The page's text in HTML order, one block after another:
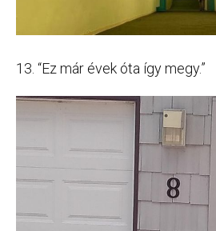
13. “Ez már évek óta így megy.”